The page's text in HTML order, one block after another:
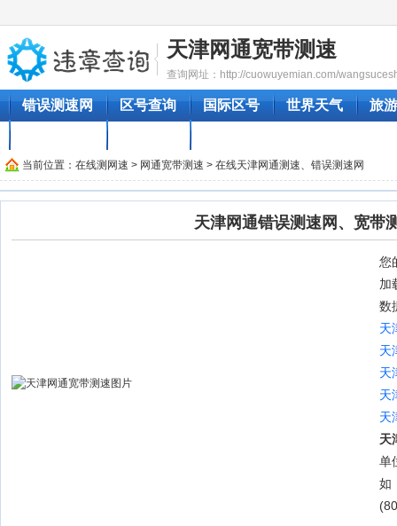
天津网通宽带测速
查询网址：http://cuowuyemian.com/
错误测速网 区号查询 国际区号 世界天气
旅
当前位置： 在线测网速 > 网通宽带测速 > 在线天津网通测速、错误测速网
天津网通错误测速网、宽带
您
加
数
天
天
天
天
天
天
单
如